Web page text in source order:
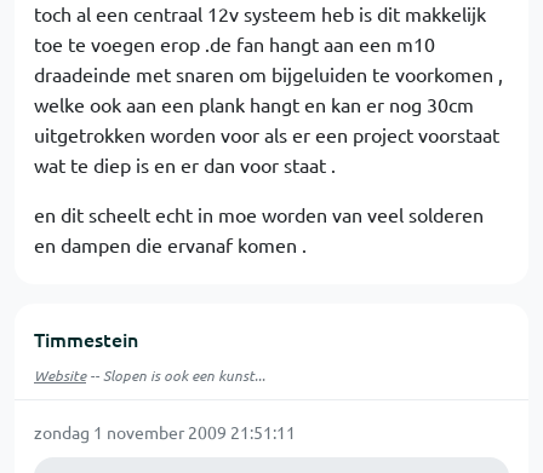
toch al een centraal 12v systeem heb is dit makkelijk
toe te voegen erop .de fan hangt aan een m10
draadeinde met snaren om bijgeluiden te voorkomen ,
welke ook aan een plank hangt en kan er nog 30cm
uitgetrokken worden voor als er een project voorstaat
wat te diep is en er dan voor staat .
en dit scheelt echt in moe worden van veel solderen
en dampen die ervanaf komen .
Timmestein
Website-- Slopen is ook een kunst...
zondag 1 november 2009 21:51:11